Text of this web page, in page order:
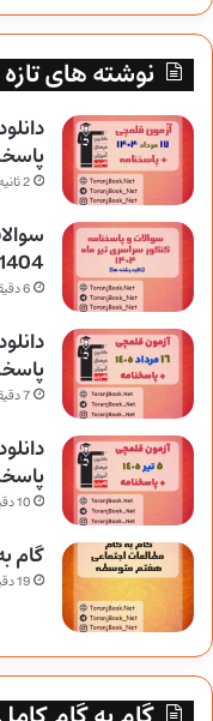
نوشته های تازه
2 ثانیه پیش
6 دقیقه پیش
7 دقیقه پیش
10 دقیقه پیش
گام
19 دقیقه پیش